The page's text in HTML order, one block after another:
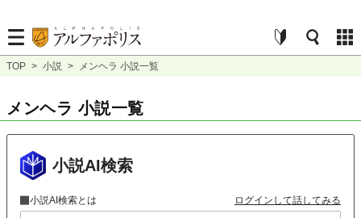
TOP > 小説 > メンヘラ 小説一覧
メンヘラ 小説一覧
小説AI検索
小説AI検索とは ログインして話してみる